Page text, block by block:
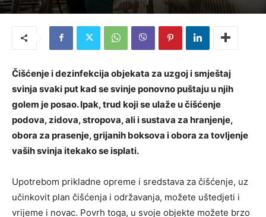
Čišćenje i dezinfekcija objekata za uzgoj i smještaj
svinja svaki put kad se svinje ponovno puštaju u njih
golem je posao. Ipak, trud koji se ulaže u čišćenje
podova, zidova, stropova, ali i sustava za hranjenje,
obora za prasenje, grijanih boksova i obora za tovljenje
vaših svinja itekako se isplati.
Upotrebom prikladne opreme i sredstava za čišćenje, uz
učinkovit plan čišćenja i održavanja, možete uštedjeti i
vrijeme i novac. Povrh toga, u svoje objekte možete brzo